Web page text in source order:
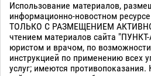
Использование материалов,
информационно-новостном
ТОЛЬКО С РАЗМЕЩЕНИЕМ
чтением материалов сайта "ПУНКТ-
юристом и врачом, по
инструкцией по применению всех
услуг; имеются